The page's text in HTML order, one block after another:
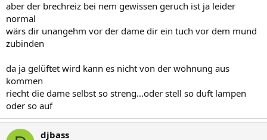
aber der brechreiz bei nem gewissen geruch ist ja leider
normal
wärs dir unangehm vor der dame dir ein tuch vor dem mund
zubinden
da ja gelüftet wird kann es nicht von der wohnung aus
kommen
riecht die dame selbst so streng...oder stell so duft lampen
oder so auf
djbass